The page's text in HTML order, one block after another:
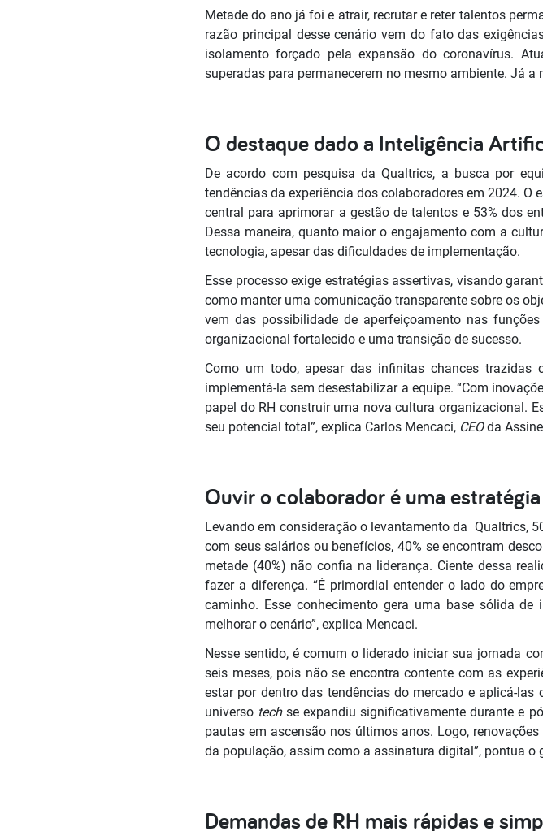
Metade do ano já foi e atrair, recrutar e reter talentos
razão principal desse cenário vem do fato das
isolamento forçado pela expansão do coronavírus.
superadas para permanecerem no mesmo ambiente. Já
O destaque dado a Inteligência
De acordo com pesquisa da Qualtrics, a busca por
tendências da experiência dos colaboradores em 2024.
central para aprimorar a gestão de talentos e 53% dos
Dessa maneira, quanto maior o engajamento com a
tecnologia, apesar das dificuldades de implementação.
Esse processo exige estratégias assertivas, visando
como manter uma comunicação transparente sobre os
vem das possibilidade de aperfeiçoamento nas
organizacional fortalecido e uma transição de sucesso.
Como um todo, apesar das infinitas chances
implementá-la sem desestabilizar a equipe. “Com
papel do RH construir uma nova cultura organizacional.
seu potencial total”, explica Carlos Mencaci, CEOda
Ouvir o colaborador é uma
Levando em consideração o levantamento da Qualtrics,
com seus salários ou benefícios, 40% se encontram
metade (40%) não confia na liderança. Ciente dessa
fazer a diferença. “É primordial entender o lado do
caminho. Esse conhecimento gera uma base sólida
melhorar o cenário”, explica Mencaci.
Nesse sentido, é comum o liderado iniciar sua jornada
seis meses, pois não se encontra contente com as
estar por dentro das tendências do mercado e aplicá-las
universo techse expandiu significativamente durante e
pautas em ascensão nos últimos anos. Logo,
da população, assim como a assinatura digital”, pontua o
Demandas de RH mais rápidas e